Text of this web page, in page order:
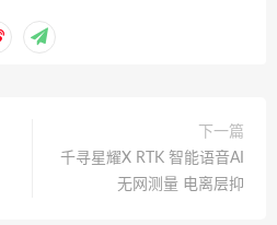
下一篇
千寻星耀X RTK 智能语音AI
无网测量 电离层抑